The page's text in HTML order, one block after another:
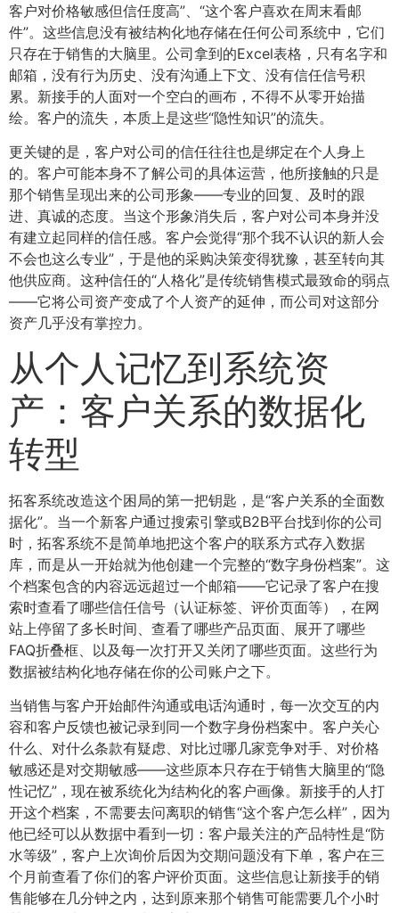
客户对价格敏感但信任度高”、“这个客户喜欢在周末看邮
件”。这些信息没有被结构化地存储在任何公司系统中，它们
只存在于销售的大脑里。公司拿到的Excel表格，只有名字和
邮箱，没有行为历史、没有沟通上下文、没有信任信号积
累。新接手的人面对一个空白的画布，不得不从零开始描
绘。客户的流失，本质上是这些“隐性知识”的流失。
更关键的是，客户对公司的信任往往也是绑定在个人身上
的。客户可能本身不了解公司的具体运营，他所接触的只是
那个销售呈现出来的公司形象——专业的回复、及时的跟
进、真诚的态度。当这个形象消失后，客户对公司本身并没
有建立起同样的信任感。客户会觉得“那个我不认识的新人会
不会也这么专业”，于是他的采购决策变得犹豫，甚至转向其
他供应商。这种信任的“人格化”是传统销售模式最致命的弱点
——它将公司资产变成了个人资产的延伸，而公司对这部分
资产几乎没有掌控力。
从个人记忆到系统资
产：客户关系的数据化
转型
拓客系统改造这个困局的第一把钥匙，是“客户关系的全面数
据化”。当一个新客户通过搜索引擎或B2B平台找到你的公司
时，拓客系统不是简单地把这个客户的联系方式存入数据
库，而是从一开始就为他创建一个完整的“数字身份档案”。这
个档案包含的内容远远超过一个邮箱——它记录了客户在搜
索时查看了哪些信任信号（认证标签、评价页面等），在网
站上停留了多长时间、查看了哪些产品页面、展开了哪些
FAQ折叠框、以及每一次打开又关闭了哪些页面。这些行为
数据被结构化地存储在你的公司账户之下。
当销售与客户开始邮件沟通或电话沟通时，每一次交互的内
容和客户反馈也被记录到同一个数字身份档案中。客户关心
什么、对什么条款有疑虑、对比过哪几家竞争对手、对价格
敏感还是对交期敏感——这些原本只存在于销售大脑里的“隐
性记忆”，现在被系统化为结构化的客户画像。新接手的人打
开这个档案，不需要去问离职的销售“这个客户怎么样”，因为
他已经可以从数据中看到一切：客户最关注的产品特性是“防
水等级”，客户上次询价后因为交期问题没有下单，客户在三
个月前查看了你们的客户评价页面。这些信息让新接手的销
售能够在几分钟之内，达到原来那个销售可能需要几个小时